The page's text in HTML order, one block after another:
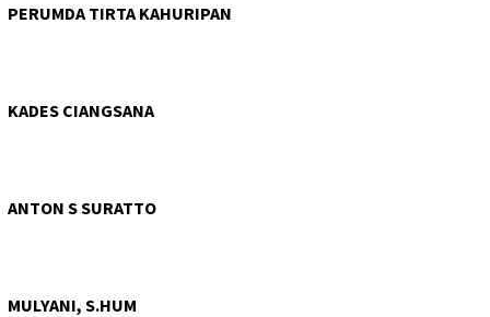
PERUMDA TIRTA KAHURIPAN
KADES CIANGSANA
ANTON S SURATTO
MULYANI, S.HUM